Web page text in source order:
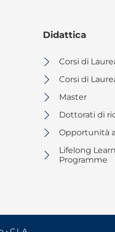
Didattica
Corsi di
Corsi di
Master
Dottorati di
Opportunità
Lifelong
Programme